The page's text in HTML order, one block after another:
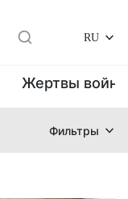
RU
Жертвы
Фильтры